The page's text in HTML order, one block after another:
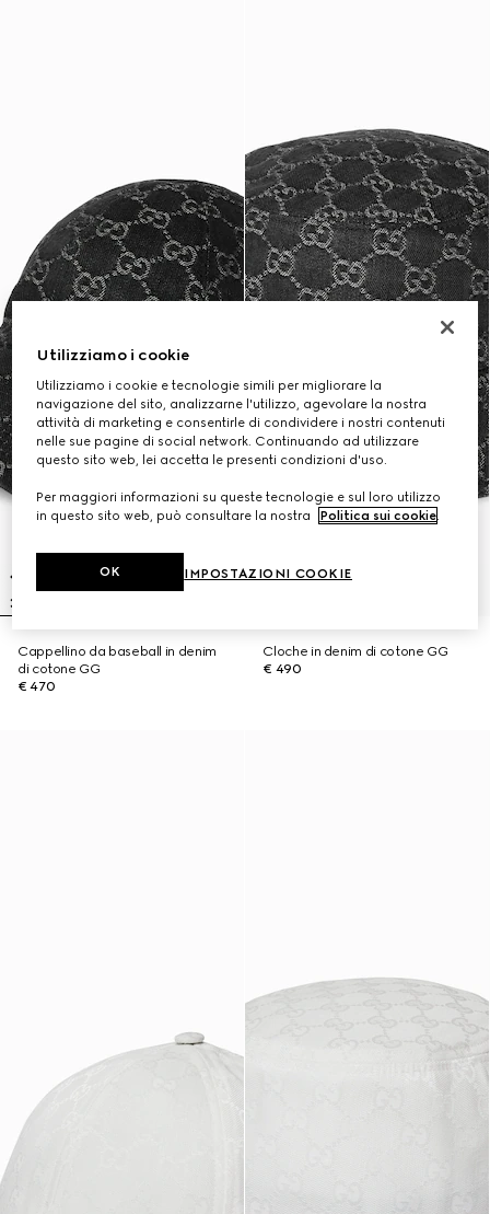
Cappellino da baseball in denim
di cotone GG
€ 470
Cloche in denim di cotone GG
€ 490
Utilizziamo i cookie
Utilizziamo i cookie e tecnologie simili per migliorare la
navigazione del sito, analizzarne l'utilizzo, agevolare la nostra
attività di marketing e consentirle di condividere i nostri contenuti
nelle sue pagine di social network. Continuando ad utilizzare
questo sito web, lei accetta le presenti condizioni d'uso.
Per maggiori informazioni su queste tecnologie e sul loro utilizzo
in questo sito web, può consultare la nostra
Politica sui cookie.
IMPOSTAZIONI COOKIE
OK